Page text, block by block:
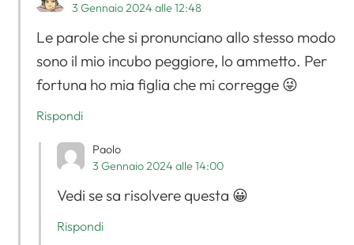
3 Gennaio 2024 alle 12:48
Le parole che si pronunciano allo stesso modo
sono il mio incubo peggiore, lo ammetto. Per
fortuna ho mia figlia che mi corregge 😜
Rispondi
Paolo
3 Gennaio 2024 alle 14:00
Vedi se sa risolvere questa 😀
Rispondi